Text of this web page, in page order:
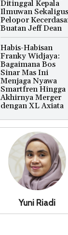
Ditinggal Kepala
Ilmuwan Sekaligus
Pelopor
Buatan Jeff Dean
Habis-Habisan
Franky Widjaya:
Bagaimana Bos
Sinar Mas Ini
Menjaga Nyawa
Smartfren Hingga
Akhirnya Merger
dengan XL Axiata
Yuni Riadi